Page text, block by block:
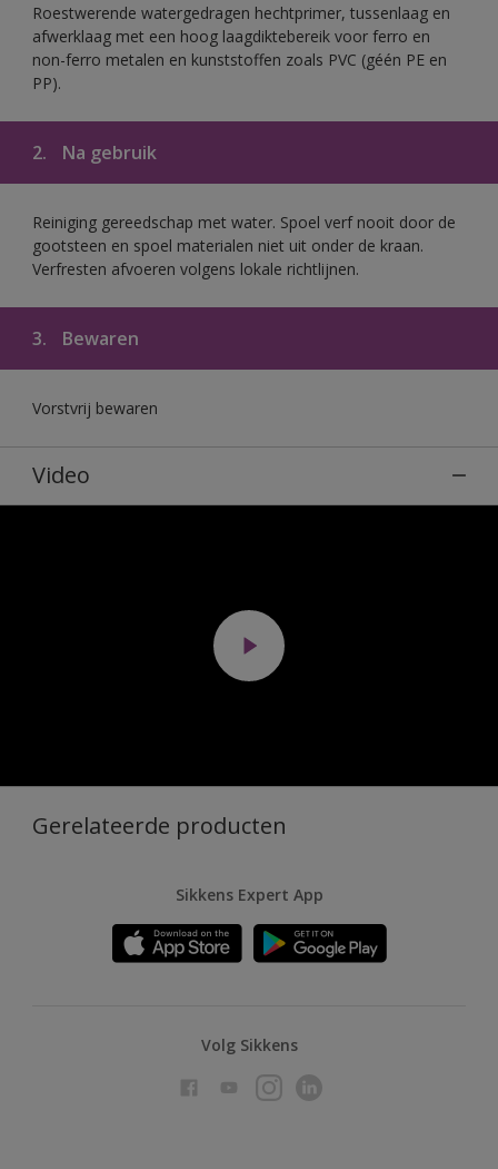
Roestwerende watergedragen hechtprimer, tussenlaag en
afwerklaag met een hoog laagdiktebereik voor ferro en
non-ferro metalen en kunststoffen zoals PVC (géén PE en
PP).
2. Na gebruik
Reiniging gereedschap met water. Spoel verf nooit door de
gootsteen en spoel materialen niet uit onder de kraan.
Verfresten afvoeren volgens lokale richtlijnen.
3. Bewaren
Vorstvrij bewaren
Video
Gerelateerde producten
Sikkens Expert App
Volg Sikkens